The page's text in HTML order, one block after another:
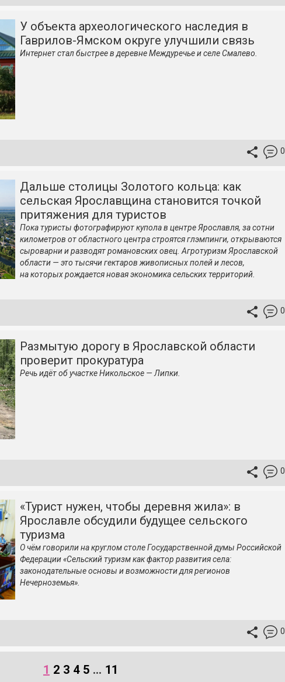
У объекта археологического наследия в
Гаврилов-Ямском округе улучшили связь
Интернет стал быстрее в деревне Междуречье и селе Смалево.
0
Дальше столицы Золотого кольца: как
сельская Ярославщина становится точкой
притяжения для туристов
Пока туристы фотографируют купола в центре Ярославля, за сотни
километров от областного центра строятся глэмпинги, открываются
сыроварни и разводят романовских овец. Агротуризм Ярославской
области — это тысячи гектаров живописных полей и лесов,
на которых рождается новая экономика сельских территорий.
0
Размытую дорогу в Ярославской области
проверит прокуратура
Речь идёт об участке Никольское — Липки.
0
«Турист нужен, чтобы деревня жила»: в
Ярославле обсудили будущее сельского
туризма
О чём говорили на круглом столе Государственной думы Российской
Федерации «Сельский туризм как фактор развития села:
законодательные основы и возможности для регионов
Нечерноземья».
0
1 2 3 4 5 ... 11